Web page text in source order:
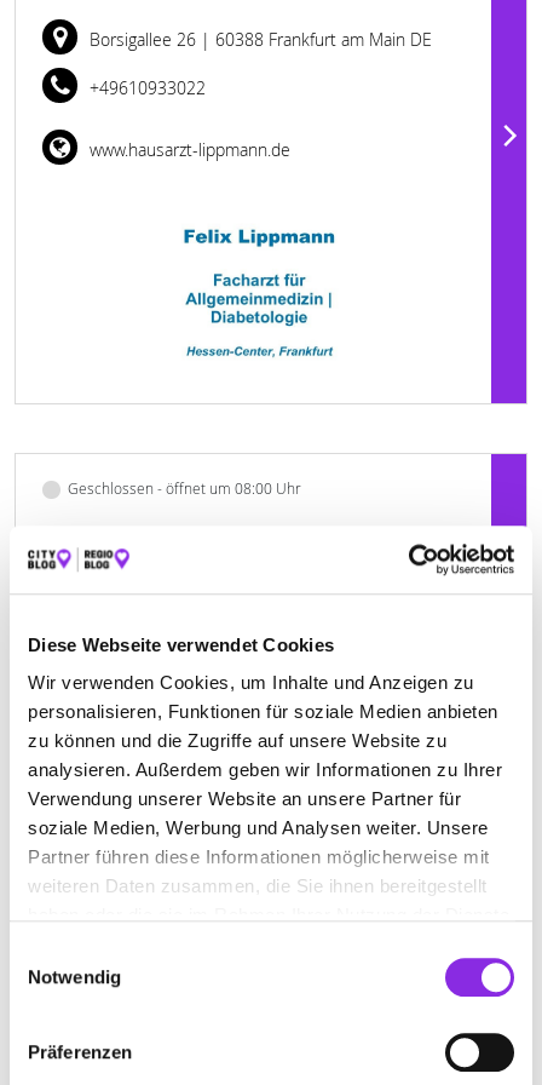
Diese Webseite verwendet Cookies
Wir verwenden Cookies, um Inhalte und Anzeigen zu
personalisieren, Funktionen für soziale Medien anbieten
zu können und die Zugriffe auf unsere Website zu
analysieren. Außerdem geben wir Informationen zu Ihrer
Verwendung unserer Website an unsere Partner für
soziale Medien, Werbung und Analysen weiter. Unsere
Partner führen diese Informationen möglicherweise mit
weiteren Daten zusammen, die Sie ihnen bereitgestellt
Notwendig
Präferenzen
Borsigallee 26 | 60388 Frankfurt am Main DE
+49610933022
www.hausarzt-lippmann.de
Geschlossen - öffnet um 08:00 Uhr
MATTHIAS PELS FACHÄRZTE FÜR
ALLGEMEINMEDIZIN
+49610185083
www.praxis-pels-badvilbel.de